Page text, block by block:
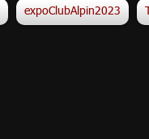
expoClubAlpin2023